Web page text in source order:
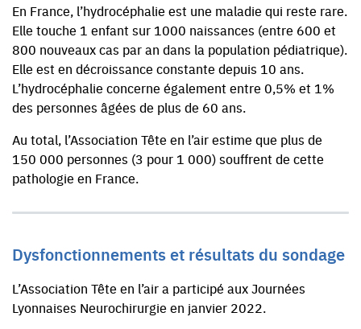
En France, l’hydrocéphalie est une maladie qui reste rare.
Elle touche 1 enfant sur 1000 naissances (entre 600 et
800 nouveaux cas par an dans la population pédiatrique).
Elle est en décroissance constante depuis 10 ans.
L’hydrocéphalie concerne également entre 0,5% et 1%
des personnes âgées de plus de 60 ans.
Au total, l’Association Tête en l’air estime que plus de
150 000 personnes (3 pour 1 000) souffrent de cette
pathologie en France.
Dysfonctionnements et résultats du sondage
L’Association Tête en l’air a participé aux Journées
Lyonnaises Neurochirurgie en janvier 2022.